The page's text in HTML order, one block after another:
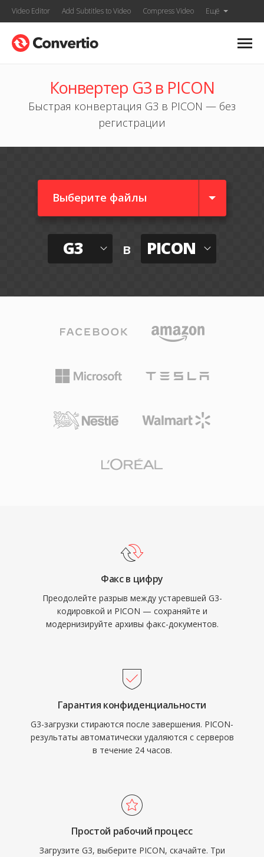
Video Editor Add Subtitles to Video Compress Video Ещё
Конвертер G3 в PICON
Быстрая конвертация G3 в PICON — без
регистрации
Выберите файлы
G3 в PICON
Факс в цифру
Преодолейте разрыв между устаревшей G3-
кодировкой и PICON — сохраняйте и
модернизируйте архивы факс-документов.
Гарантия конфиденциальности
G3-загрузки стираются после завершения. PICON-
результаты автоматически удаляются с серверов
в течение 24 часов.
Простой рабочий процесс
Загрузите G3, выберите PICON, скачайте. Три